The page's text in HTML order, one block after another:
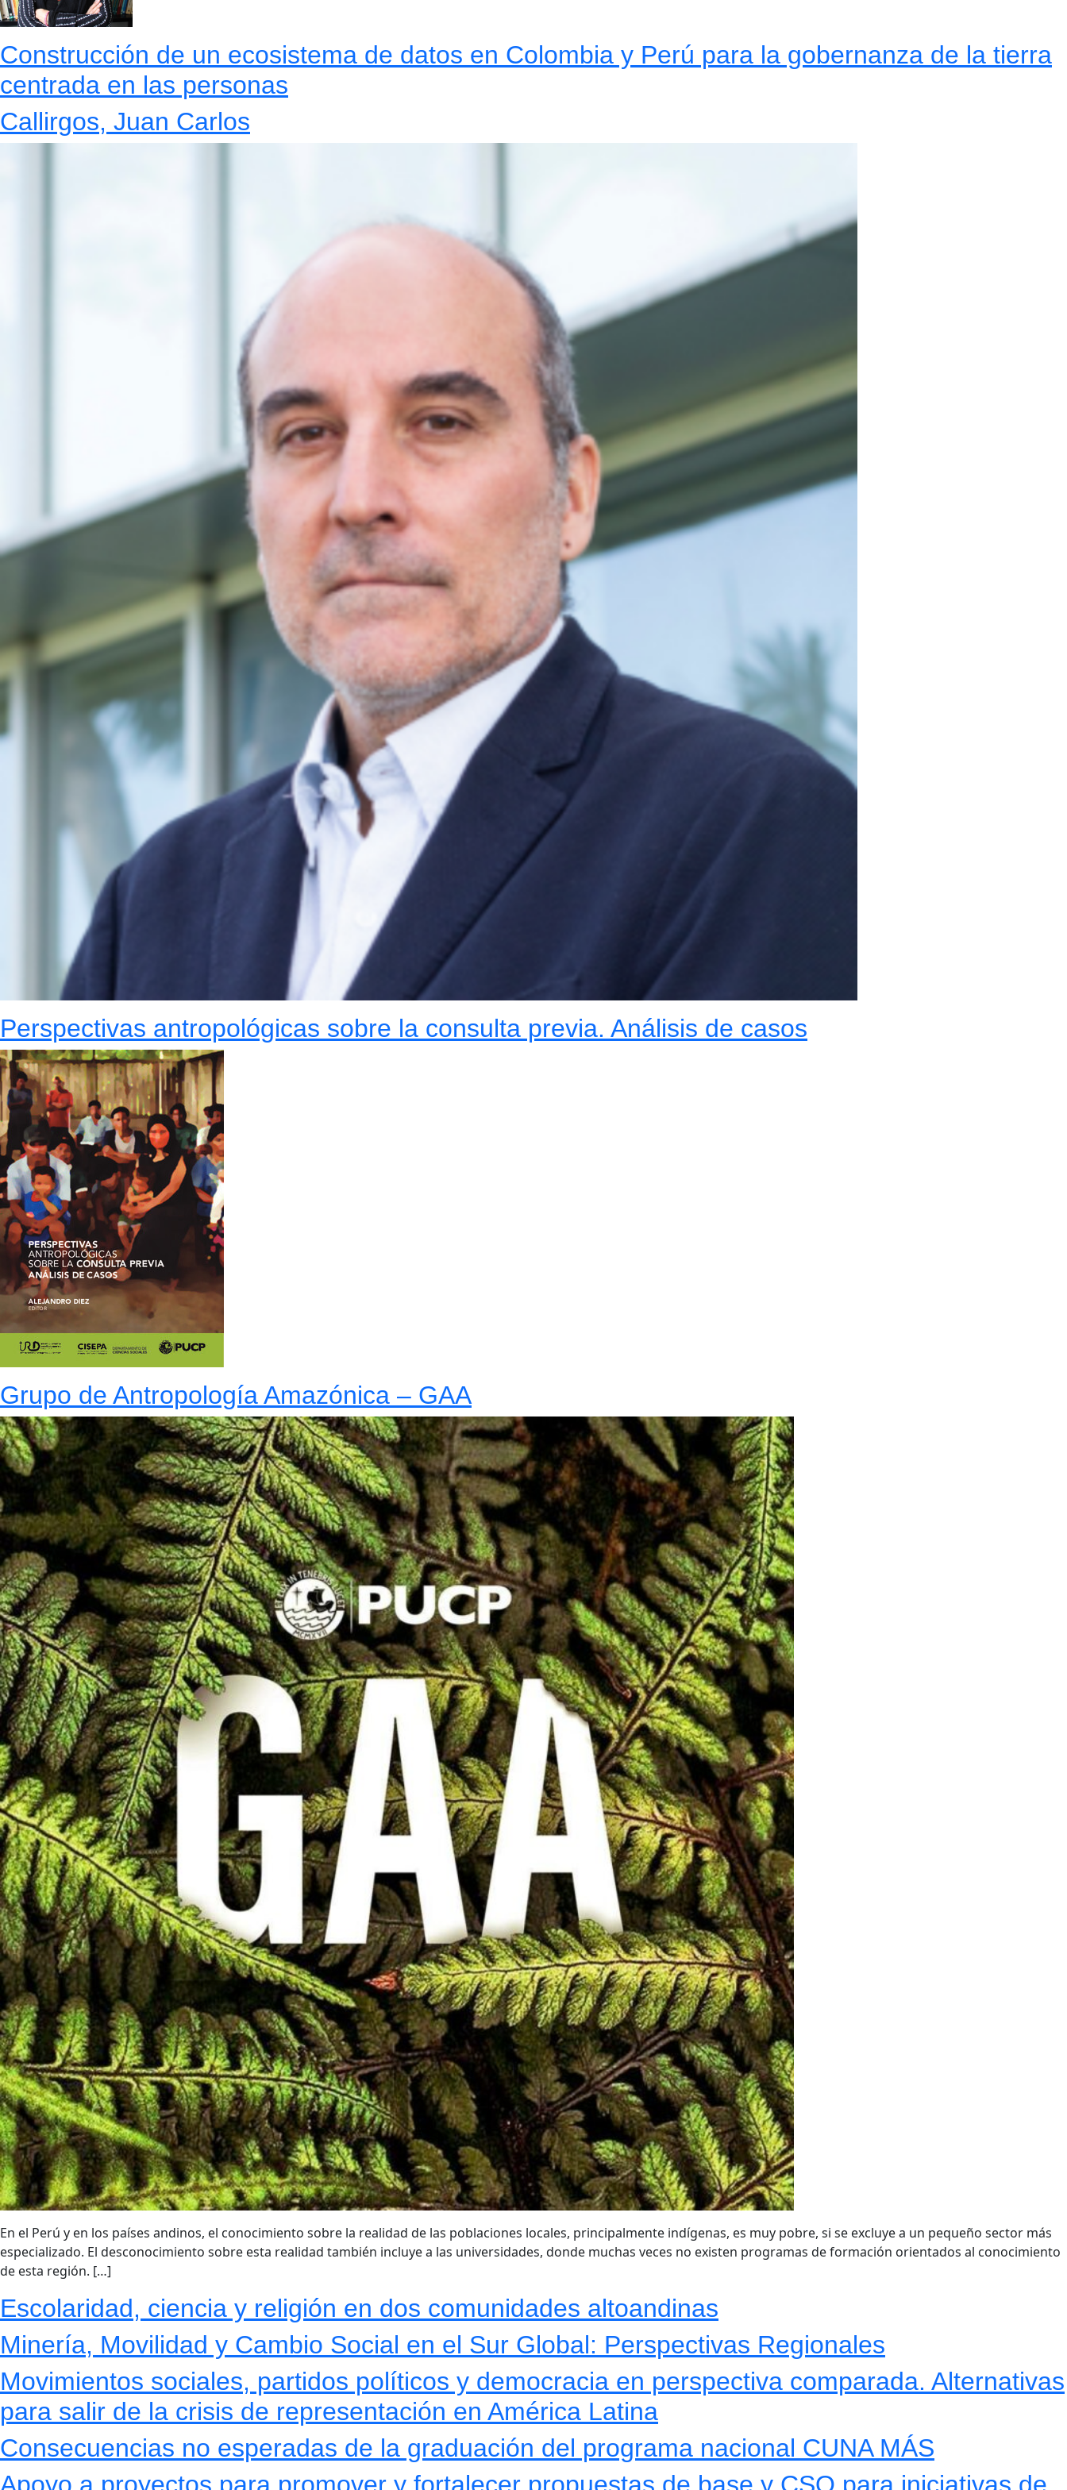
Construcción de un ecosistema de datos en Colombia y Perú para la gobernanza de la tierra
centrada en las personas
Callirgos, Juan Carlos
Perspectivas antropológicas sobre la consulta previa. Análisis de casos
Grupo de Antropología Amazónica – GAA
En el Perú y en los países andinos, el conocimiento sobre la realidad de las poblaciones locales, principalmente indígenas, es muy pobre, si se excluye a un pequeño sector más
especializado. El desconocimiento sobre esta realidad también incluye a las universidades, donde muchas veces no existen programas de formación orientados al conocimiento
de esta región. […]
Escolaridad, ciencia y religión en dos comunidades altoandinas
Minería, Movilidad y Cambio Social en el Sur Global: Perspectivas Regionales
Movimientos sociales, partidos políticos y democracia en perspectiva comparada. Alternativas
para salir de la crisis de representación en América Latina
Consecuencias no esperadas de la graduación del programa nacional CUNA MÁS